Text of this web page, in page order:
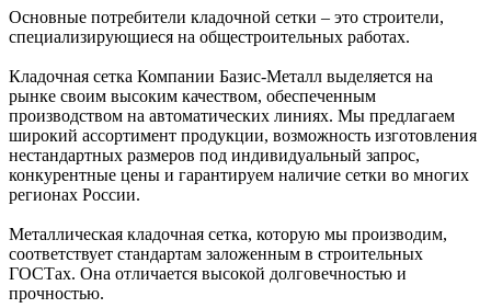
Основные потребители кладочной сетки – это строители,
специализирующиеся на общестроительных работах.
Кладочная сетка Компании Базис-Металл выделяется на
рынке своим высоким качеством, обеспеченным
производством на автоматических линиях. Мы предлагаем
широкий ассортимент продукции, возможность изготовления
нестандартных размеров под индивидуальный запрос,
конкурентные цены и гарантируем наличие сетки во многих
регионах России.
Металлическая кладочная сетка, которую мы производим,
соответствует стандартам заложенным в строительных
ГОСТах. Она отличается высокой долговечностью и
прочностью.